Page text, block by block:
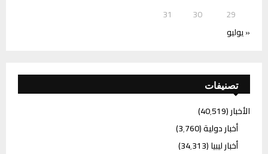
29
30
31
« يوليو
تصنيفات
الأخبار(40٬519)
أخبار دولية(3٬760)
أخبار ليبيا(34٬313)